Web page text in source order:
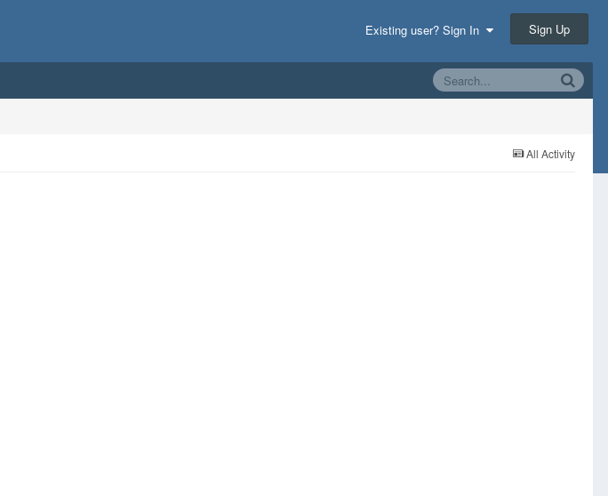
Existing user? Sign In Sign Up
All Activity